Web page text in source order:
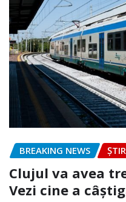
BREAKING NEWS
Clujul va avea
Vezi cine a